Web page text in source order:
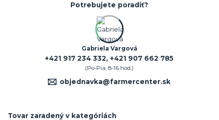
Potrebujete poradiť?
Gabriela Vargová
+421 917 234 332, +421 907 662 785
(Po-Pia, 8-16 hod.)
objednavka@farmercenter.sk
Tovar zaradený v kategóriách